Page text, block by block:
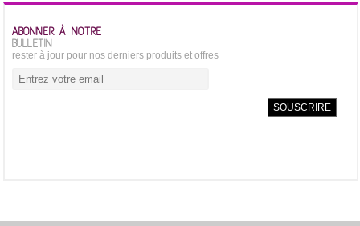
ABONNER À NOTRE
BULLETIN
rester à jour pour nos derniers produits et offres